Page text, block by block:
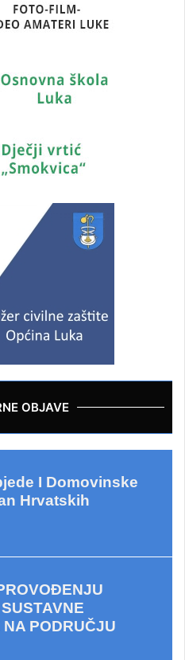
OBJAVE
I Domovinske
Hrvatskih
PODRUČJU